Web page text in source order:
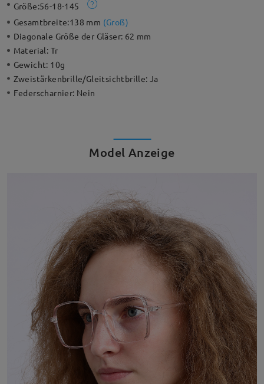
Größe:56-18-145
Gesamtbreite:138 mm (Groß)
Diagonale Größe der Gläser: 62 mm
Material: Tr
Gewicht: 10g
Zweistärkenbrille/Gleitsichtbrille:Ja
Federscharnier: Nein
Model Anzeige